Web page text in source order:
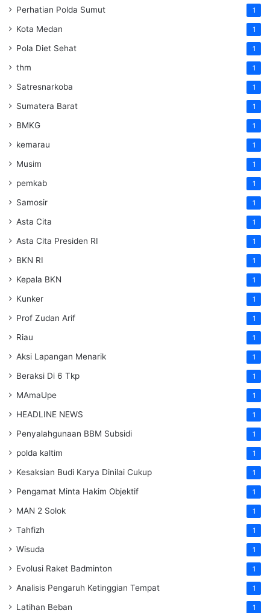
Perhatian Polda Sumut 1
Kota Medan 1
Pola Diet Sehat 1
thm 1
Satresnarkoba 1
Sumatera Barat 1
BMKG 1
kemarau 1
Musim 1
pemkab 1
Samosir 1
Asta Cita 1
Asta Cita Presiden RI 1
BKN RI 1
Kepala BKN 1
Kunker 1
Prof Zudan Arif 1
Riau 1
Aksi Lapangan Menarik 1
Beraksi Di 6 Tkp 1
MAmaUpe 1
HEADLINE NEWS 1
Penyalahgunaan BBM Subsidi 1
polda kaltim 1
Kesaksian Budi Karya Dinilai Cukup 1
Pengamat Minta Hakim Objektif 1
MAN 2 Solok 1
Tahfizh 1
Wisuda 1
Evolusi Raket Badminton 1
Analisis Pengaruh Ketinggian Tempat 1
Latihan Beban 1